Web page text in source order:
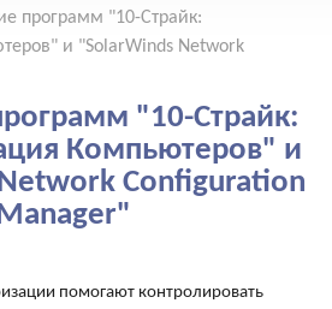
программ "10-Страйк:
и "SolarWinds Network
"10-Страйк:
Компьютеров" и
Configuration
помогают контролировать